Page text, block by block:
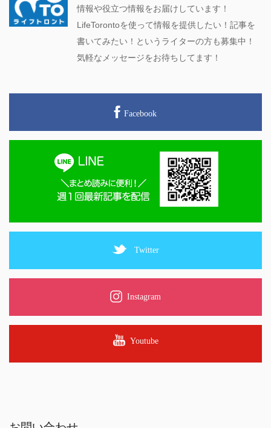
情報や役立つ情報をお届けしています！
LifeTorontoを使って情報を提供したい！記事を
書いてみたい！というライターの方も募集中！
気軽なメッセージをお待ちしてます！
Facebook
Twitter
Instagram
Youtube